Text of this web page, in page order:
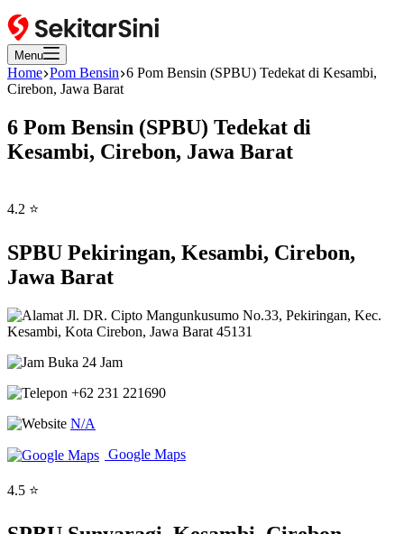
Menu
Home Pom Bensin 6 Pom Bensin (SPBU) Tedekat di Kesambi,
Cirebon, Jawa Barat
6 Pom Bensin (SPBU) Tedekat di
Kesambi, Cirebon, Jawa Barat
4.2 ⭐
SPBU Pekiringan, Kesambi, Cirebon,
Jawa Barat
Jl. DR. Cipto Mangunkusumo No.33, Pekiringan, Kec.
Kesambi, Kota Cirebon, Jawa Barat 45131
Buka 24 Jam
+62 231 221690
N/A
Google Maps
4.5 ⭐